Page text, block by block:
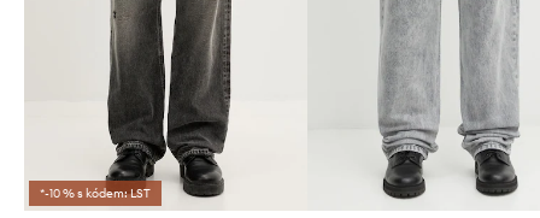
*-10 % s kódem: LST